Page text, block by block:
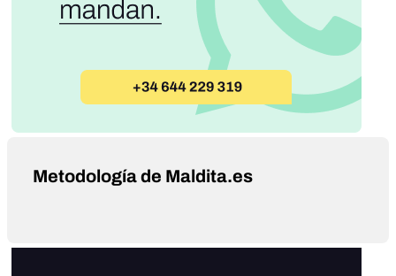
Metodología de Maldita.es